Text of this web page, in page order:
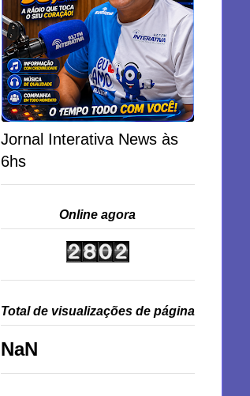
Jornal Interativa News às
6hs
Online agora
Total de visualizações de página
NaN